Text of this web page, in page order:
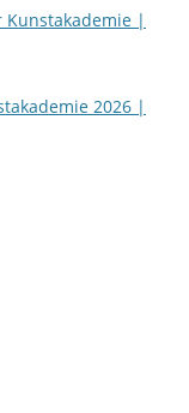
Kunstakademie |
2026 |